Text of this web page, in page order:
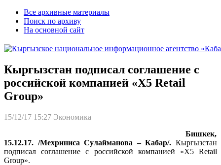
Все архивные материалы
Поиск по архиву
На основной сайт
Кыргызстан подписал соглашение с
российской компанией «X5 Retail
Group»
15/12/17 15:27 Экономика
Бишкек,
15.12.17. /Мехриниса Сулайманова – Кабар/. Кыргызстан
подписал соглашение с российской компанией «X5 Retail
Group».